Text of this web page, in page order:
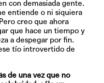
con demasiada gente.
entiende o ni siquiera
creo que ahora
que hace un tiempo y
a despegar por fin.
tío introvertido de
de una vez que no